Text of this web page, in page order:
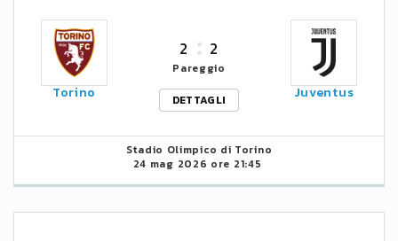
Torino
2 2
Pareggio
DETTAGLI
Juventus
Stadio Olimpico di Torino
24 mag 2026 ore 21:45